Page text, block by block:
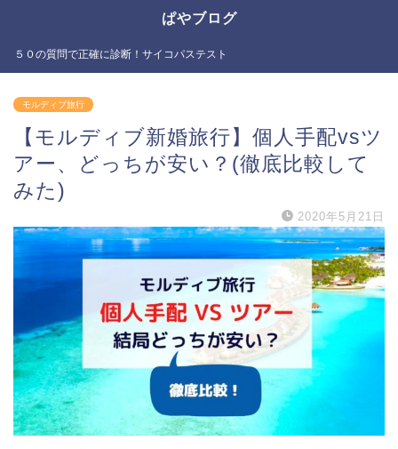
ぱやブログ
５０の質問で正確に診断！サイコパステスト
モルディブ旅行
【モルディブ新婚旅行】個人手配vsツ
アー、どっちが安い？(徹底比較して
みた)
2020年5月21日